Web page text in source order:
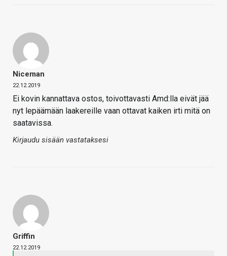
Niceman
22.12.2019
Ei kovin kannattava ostos, toivottavasti Amd:lla eivät jää
nyt lepäämään laakereille vaan ottavat kaiken irti mitä on
saatavissa.
Kirjaudu sisään vastataksesi
Griffin
22.12.2019